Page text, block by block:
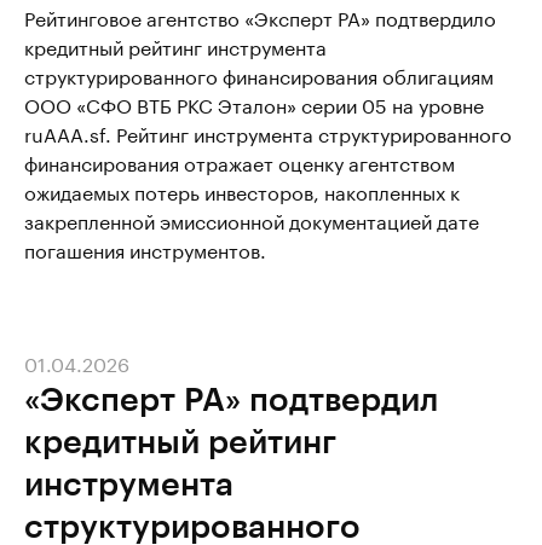
Рейтинговое агентство «Эксперт РА» подтвердило
кредитный рейтинг инструмента
структурированного финансирования облигациям
ООО «СФО ВТБ РКС Эталон» серии 05 на уровне
ruAAA.sf. Рейтинг инструмента структурированного
финансирования отражает оценку агентством
ожидаемых потерь инвесторов, накопленных к
закрепленной эмиссионной документацией дате
погашения инструментов.
«Эксперт РА» подтвердил
кредитный рейтинг
инструмента
структурированного
01.04.2026